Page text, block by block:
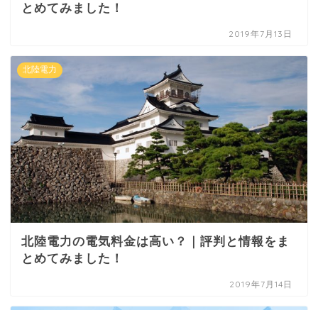
とめてみました！
2019年7月13日
北陸電力
北陸電力の電気料金は高い？｜評判と情報をま
とめてみました！
2019年7月14日